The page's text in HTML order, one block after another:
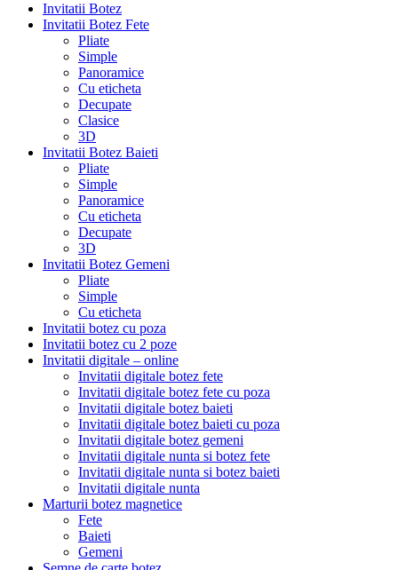
Invitatii Botez
Invitatii Botez Fete
Pliate
Simple
Panoramice
Cu eticheta
Decupate
Clasice
3D
Invitatii Botez Baieti
Pliate
Simple
Panoramice
Cu eticheta
Decupate
3D
Invitatii Botez Gemeni
Pliate
Simple
Cu eticheta
Invitatii botez cu poza
Invitatii botez cu 2 poze
Invitatii digitale – online
Invitatii digitale botez fete
Invitatii digitale botez fete cu poza
Invitatii digitale botez baieti
Invitatii digitale botez baieti cu poza
Invitatii digitale botez gemeni
Invitatii digitale nunta si botez fete
Invitatii digitale nunta si botez baieti
Invitatii digitale nunta
Marturii botez magnetice
Fete
Baieti
Gemeni